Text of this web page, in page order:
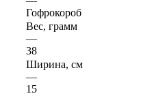
Гофрокороб
Вес, грамм
—
38
Ширина, см
—
15